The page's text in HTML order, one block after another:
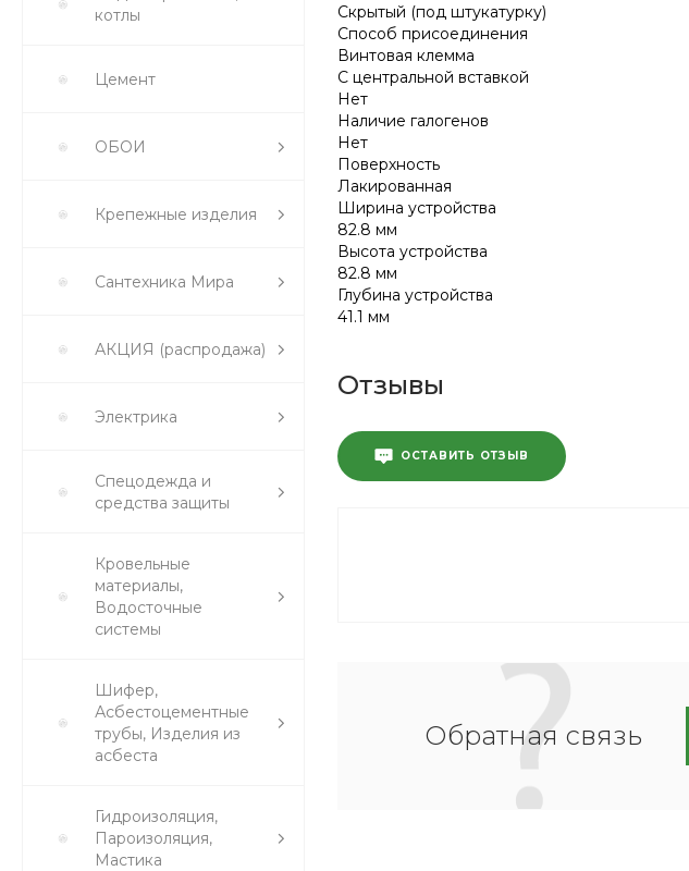
котлы
Цемент
ОБОИ
Крепежные изделия
Сантехника Мира
АКЦИЯ (распродажа)
Электрика
Спецодежда и
средства защиты
Кровельные
материалы,
Водосточные
системы
Шифер,
Асбестоцементные
трубы, Изделия из
асбеста
Гидроизоляция,
Пароизоляция,
Мастика
Скрытый (под штукатурку)
Способ присоединения
Винтовая клемма
С центральной вставкой
Нет
Наличие галогенов
Нет
Поверхность
Лакированная
Ширина устройства
82.8 мм
Высота устройства
82.8 мм
Глубина устройства
41.1 мм
Отзывы
ОСТАВИТЬ ОТЗЫВ
Обратная связь